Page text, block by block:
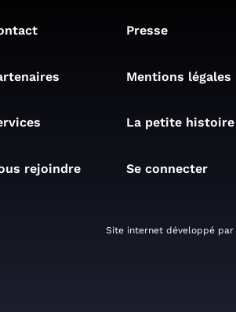
Presse
Mentions légales
La petite histoire
rejoindre Se connecter
Site internet développé par